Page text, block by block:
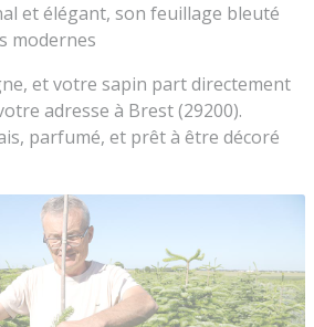
et élégant, son feuillage bleuté
modernes
et votre sapin part directement
adresse à Brest (29200).
parfumé, et prêt à être décoré